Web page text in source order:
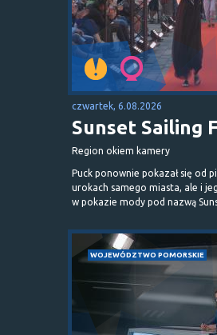
czwartek, 6.08.2026
Sunset Sailing
Region okiem kamery
Puck ponownie pokazał się od
urokach samego miasta, ale i
w pokazie mody pod nazwą
WOJEWÓDZTWO POMORSKIE